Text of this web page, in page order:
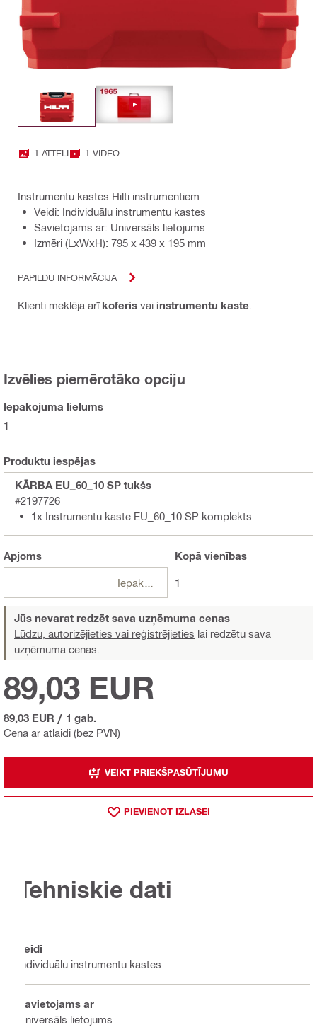
1 ATTĒLI 1 VIDEO
Instrumentu kastes Hilti instrumentiem
Veidi: Individuālu instrumentu kastes
Savietojams ar: Universāls lietojums
Izmēri (LxWxH): 795 x 439 x 195 mm
PAPILDU INFORMĀCIJA
Klienti meklēja arī koferis vai instrumentu kaste
Izvēlies piemērotāko opciju
Iepakojuma lielums
1
Produktu iespējas
KĀRBA EU_60_10 SP tukšs
#2197726
1x Instrumentu kaste EU_60_10 SP komplekts
Apjoms Kopā vienības
1
Jūs nevarat redzēt sava uzņēmuma cenas
Lūdzu, autorizējieties vai reģistrējieties lai redzētu sava
uzņēmuma cenas.
Cena ar atlaidi (bez PVN)
89,03 EUR
89,03 EUR / 1 gab.
VEIKT PRIEKŠPASŪTĪJUMU
PIEVIENOT IZLASEI
Tehniskie dati
Veidi
Individuālu instrumentu kastes
Savietojams ar
Universāls lietojums